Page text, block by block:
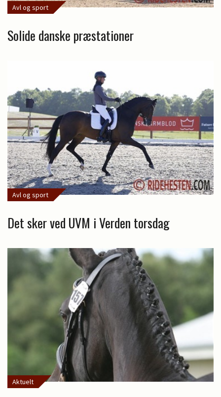
Avl og sport
Solide danske præstationer
Avl og sport
Det sker ved UVM i Verden torsdag
Aktuelt